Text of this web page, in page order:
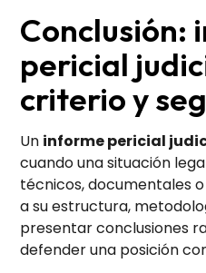
Conclusión:
pericial
criterio y
Un informe pericial
cuando una situación
técnicos, documentales
a su estructura,
presentar conclusiones
defender una posición